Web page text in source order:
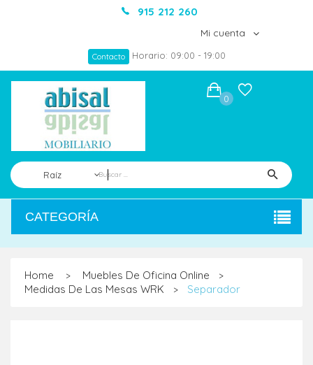
915 212 260
Mi cuenta
Contacto Horario: 09:00 - 19:00
Raíz
0
CATEGORÍA
Home > Muebles De Oficina Online >
Medidas De Las Mesas WRK > Separador